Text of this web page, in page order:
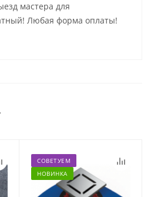
мастера для
Любая форма оплаты!
СОВЕТУЕМ
НОВИНКА